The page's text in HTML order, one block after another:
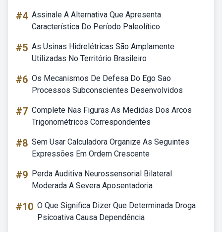
#4 Assinale A Alternativa Que Apresenta
Característica Do Período Paleolítico
#5 As Usinas Hidrelétricas São Amplamente
Utilizadas No Território Brasileiro
#6 Os Mecanismos De Defesa Do Ego Sao
Processos Subconscientes Desenvolvidos
#7 Complete Nas Figuras As Medidas Dos Arcos
Trigonométricos Correspondentes
#8 Sem Usar Calculadora Organize As Seguintes
Expressões Em Ordem Crescente
#9 Perda Auditiva Neurossensorial Bilateral
Moderada A Severa Aposentadoria
#10 O Que Significa Dizer Que Determinada Droga
Psicoativa Causa Dependência